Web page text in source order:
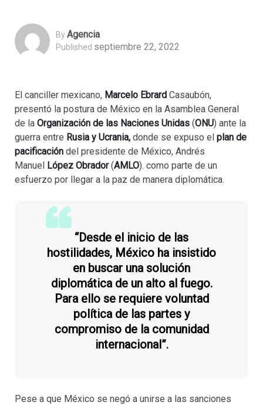
ByAgencia
Published septiembre 22, 2022
El canciller mexicano, Marcelo Ebrard Casaubón,
presentó la postura de México en la Asamblea General
de la Organización de las Naciones Unidas (ONU) ante la
guerra entre Rusia y Ucrania, donde se expuso el plan de
pacificación del presidente de México, Andrés
Manuel López Obrador(AMLO). como parte de un
esfuerzo por llegar a la paz de manera diplomática.
“Desde el inicio de las
hostilidades, México ha insistido
en buscar una solución
diplomática de un alto al fuego.
Para ello se requiere voluntad
política de las partes y
compromiso de la comunidad
internacional”.
Pese a que México se negó a unirse a las sanciones